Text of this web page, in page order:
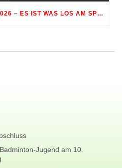
FEIERN HOCH 4 – 20.6.2026 – ES IST WAS LOS AM SPORTGELÄNDE RÖHRMOOS
Jugend am 10.